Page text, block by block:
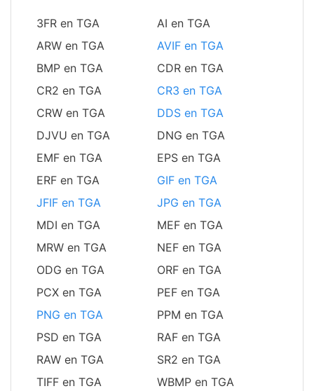
3FR en TGA
AI en TGA
ARW en TGA
AVIF en TGA
BMP en TGA
CDR en TGA
CR2 en TGA
CR3 en TGA
CRW en TGA
DDS en TGA
DJVU en TGA
DNG en TGA
EMF en TGA
EPS en TGA
ERF en TGA
GIF en TGA
JFIF en TGA
JPG en TGA
MDI en TGA
MEF en TGA
MRW en TGA
NEF en TGA
ODG en TGA
ORF en TGA
PCX en TGA
PEF en TGA
PNG en TGA
PPM en TGA
PSD en TGA
RAF en TGA
RAW en TGA
SR2 en TGA
TIFF en TGA
WBMP en TGA